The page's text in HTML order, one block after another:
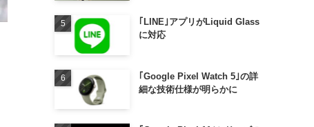
｢LINE｣アプリがLiquid Glass
に対応
｢Google Pixel Watch 5｣の詳
細な技術仕様が明らかに